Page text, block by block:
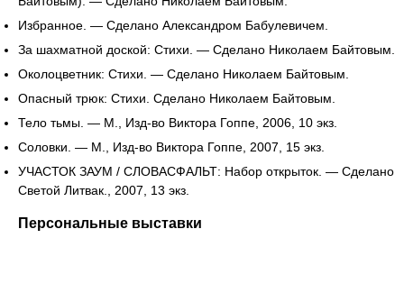
Избранное. — Сделано Александром Бабулевичем.
За шахматной доской: Стихи. — Сделано Николаем Байтовым.
Околоцветник: Стихи. — Сделано Николаем Байтовым.
Опасный трюк: Стихи. Сделано Николаем Байтовым.
Тело тьмы. — М., Изд-во Виктора Гоппе, 2006, 10 экз.
Соловки. — М., Изд-во Виктора Гоппе, 2007, 15 экз.
УЧАСТОК ЗАУМ / СЛОВАСФАЛЬТ: Набор открыток. — Сделано
Светой Литвак., 2007, 13 экз.
Персональные выставки